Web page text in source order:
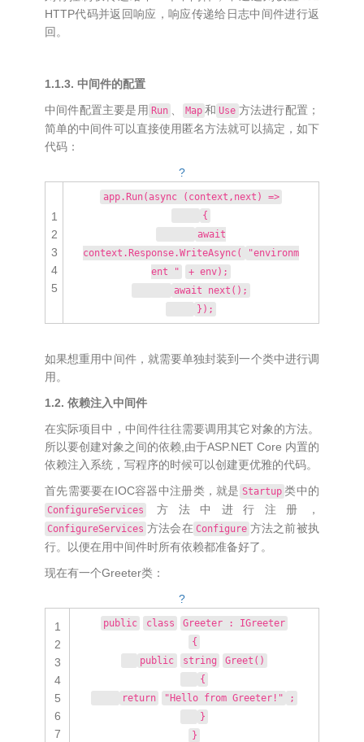
HTTP代码并返回响应，响应传递给日志中间件进行返
回。
1.1.3. 中间件的配置
中间件配置主要是用 Run Map 和 Use 方法进行配置；
简单的中间件可以直接使用匿名方法就可以搞定，如下
代码：
?
1
2
3
4
5
app.Run(async (context,next) =>
{
await
context.Response.WriteAsync(
"environm
ent "
+ env);
await next();
});
如果想重用中间件，就需要单独封装到一个类中进行调
用。
1.2. 依赖注入中间件
在实际项目中，中间件往往需要调用其它对象的方法。
所以要创建对象之间的依赖,由于ASP.NET Core 内置的
依赖注入系统，写程序的时候可以创建更优雅的代码。
首先需要要在IOC容器中注册类，就是 Startup 类中的
ConfigureServices 方法中进行注册，
ConfigureServices 方法会在 Configure 方法之前被执
行。以便在用中间件时所有依赖都准备好了。
现在有一个Greeter类：
?
1
2
3
4
5
6
7
public class
Greeter : IGreeter
{
public
string
Greet()
{
return
"Hello from Greeter!"
;
}
}